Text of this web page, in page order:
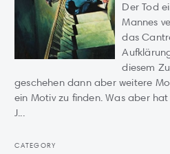
Der Tod
Mannes
das
diesem
geschehen dann aber weitere
ein Motiv zu finden. Was aber
J...
CATEGORY